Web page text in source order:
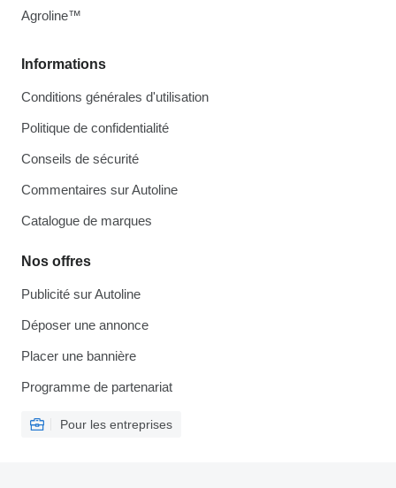
Informations
Conditions générales d'utilisation
Politique de confidentialité
Conseils de sécurité
Commentaires sur Autoline
Catalogue de marques
Nos offres
Publicité sur Autoline
Déposer une annonce
Placer une bannière
Programme de partenariat
Pour les entreprises
Agroline™